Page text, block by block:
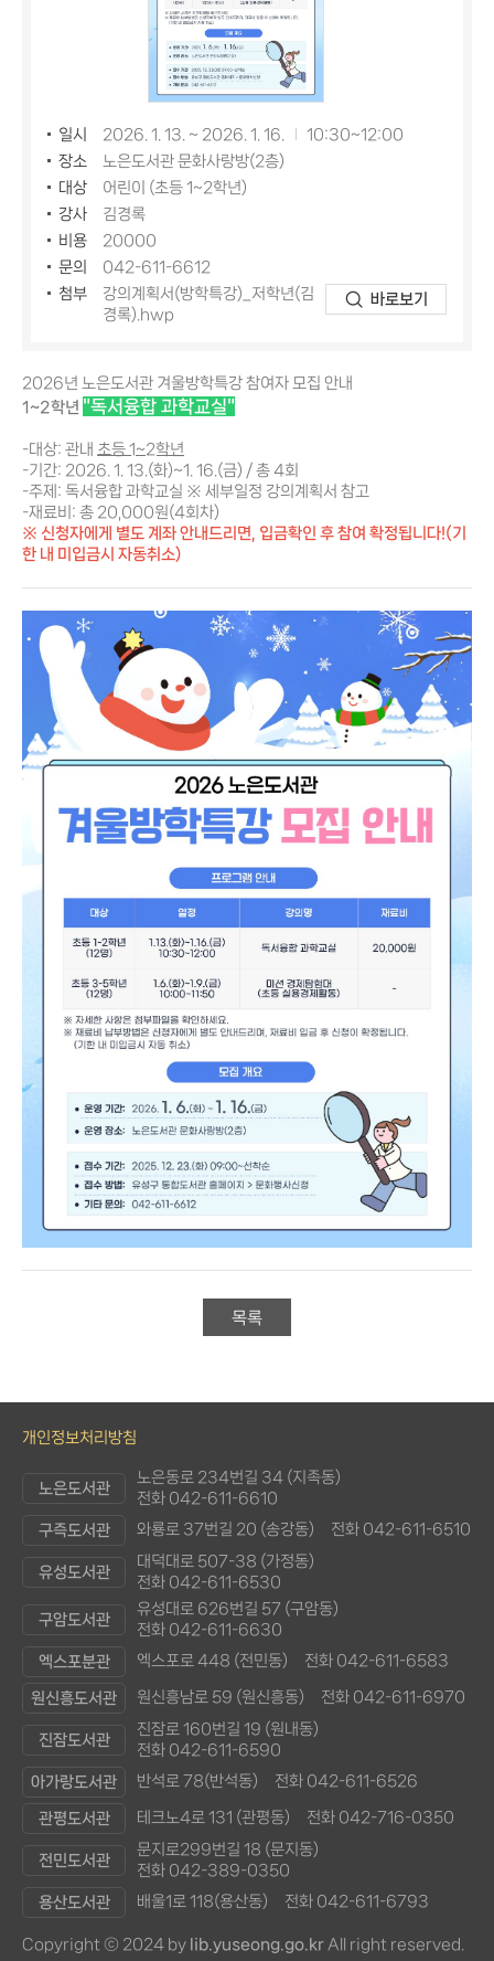
일시 2026. 1. 13. ~ 2026. 1. 16.
10:30~12:00
장소
노은도서관 문화사랑방(2층)
대상
어린이 (초등 1~2학년)
강사
김경록
비용
20000
문의
042-611-6612
첨부
강의계획서(방학특강)_저학년(김
경록).hwp
바로보기
2026년 노은도서관 겨울방학특강 참여자 모집 안내
1~2학년 "독서융합 과학교실"
-대상: 관내 초등 1~2학년
-기간: 2026. 1. 13.(화)~1. 16.(금) / 총 4회
-주제: 독서융합 과학교실 ※ 세부일정 강의계획서 참고
-재료비: 총 20,000원(4회차)
※ 신청자에게 별도 계좌 안내드리면, 입금확인 후 참여 확정됩니다!(기
한 내 미입금시 자동취소)
목록
개인정보처리방침
노은도서관
노은동로 234번길 34 (지족동)
전화 042-611-6610
구즉도서관
와룡로 37번길 20 (송강동) 전화 042-611-6510
유성도서관
대덕대로 507-38 (가정동)
전화 042-611-6530
구암도서관
유성대로 626번길 57 (구암동)
전화 042-611-6630
엑스포분관
엑스포로 448 (전민동) 전화 042-611-6583
원신흥도서관 원신흥남로 59 (원신흥동) 전화 042-611-6970
진잠도서관
진잠로 160번길 19 (원내동)
전화 042-611-6590
아가랑도서관
반석로 78(반석동) 전화 042-611-6526
관평도서관 테크노4로 131 (관평동) 전화 042-716-0350
전민도서관
문지로299번길 18 (문지동)
전화 042-389-0350
용산도서관
배울1로 118(용산동) 전화 042-611-6793
Copyright ⓒ 2024 by lib.yuseong.go.kr All right reserved.